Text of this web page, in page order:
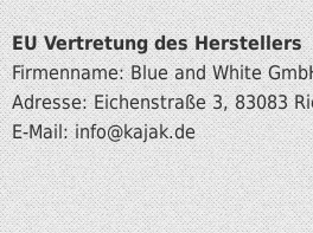
EU Vertretung des Herstellers
Firmenname: Blue and White
Adresse: Eichenstraße 3, 83083
E-Mail: info@kajak.de